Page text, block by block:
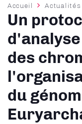
Fil
d'Ariane
Accueil Actualités
Un
des
du